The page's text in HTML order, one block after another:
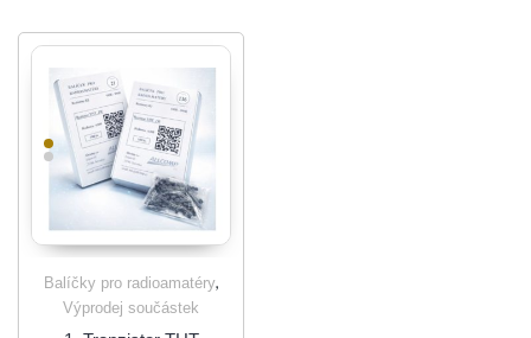
Balíčky pro radioamatéry,
Výprodej součástek